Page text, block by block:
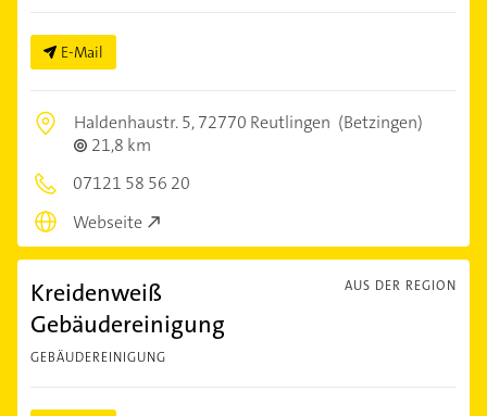
E-Mail
Haldenhaustr. 5,72770 Reutlingen (Betzingen)
21,8 km
07121 58 56 20
Webseite
AUS DER REGION
Kreidenweiß
Gebäudereinigung
GEBÄUDEREINIGUNG